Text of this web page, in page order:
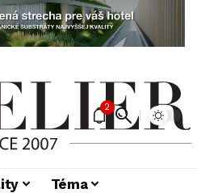
2
Téma